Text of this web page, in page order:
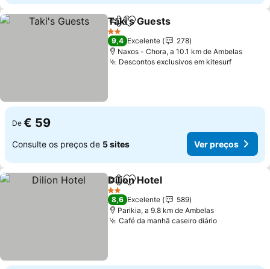
PartilharAdicionar aos favoritos
Taki's Guests
2 Estrelas
9,4 Excelente
278
Naxos - Chora, a 10.1 km de Ambelas
Descontos exclusivos em kitesurfVer
De € 59
Consulte os preços de 5 sites Ver preços
PartilharAdicionar aos favoritos
Dilion Hotel
2 Estrelas
8,6 Excelente
589
Parikia, a 9.8 km de Ambelas
Café da manhã caseiro diárioVer preços